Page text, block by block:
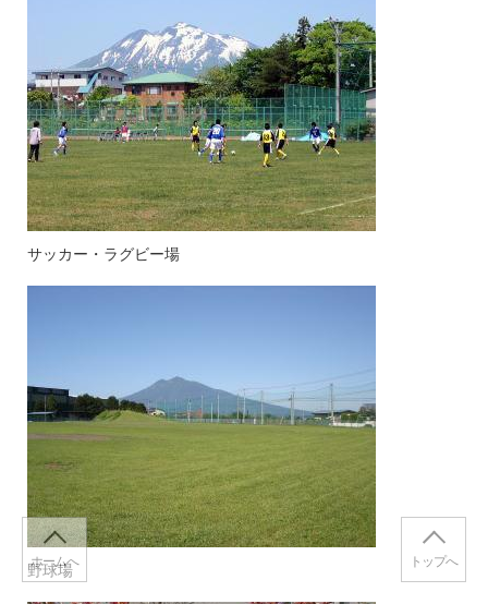
サッカー・ラグビー場
野球場
ホームへ トップへ